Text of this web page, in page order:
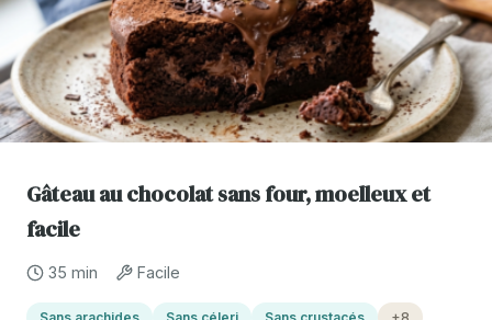
Gâteau au chocolat sans four, moelleux et
facile
35 min Facile